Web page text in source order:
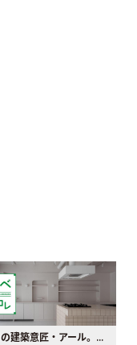
大注目の建築意匠・アール。人気の理由と空間に取り入れるポイント